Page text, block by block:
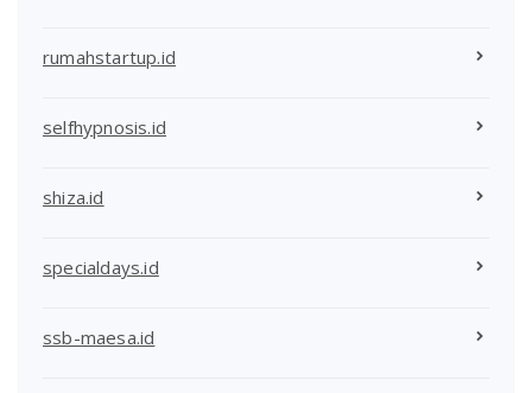
rumahstartup.id
selfhypnosis.id
shiza.id
specialdays.id
ssb-maesa.id